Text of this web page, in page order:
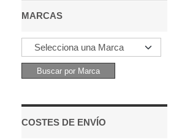
MARCAS
COSTES DE ENVÍO